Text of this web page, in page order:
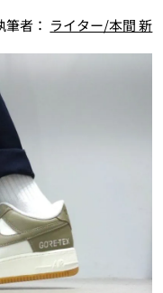
筆者： ライター/本間 新